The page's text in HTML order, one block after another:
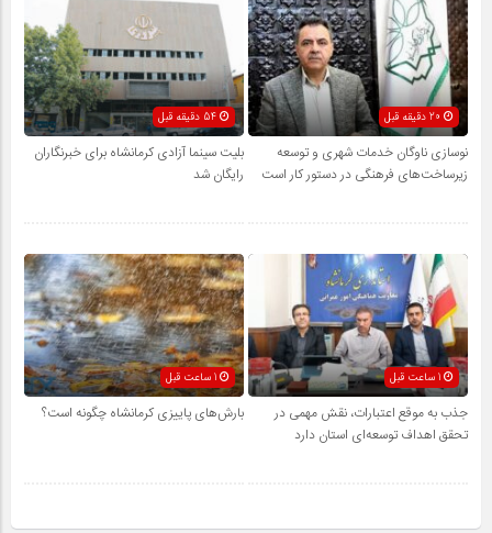
نوسازی ناوگان خدمات شهری و توسعه
زیرساخت‌های فرهنگی در دستور کار است
بلیت سینما آزادی کرمانشاه برای خبرنگاران
رایگان شد
1 ساعت قبل
جذب به موقع اعتبارات، نقش مهمی در
تحقق اهداف توسعه‌ای استان دارد
بارش‌های پاییزی کرمانشاه چگونه است؟